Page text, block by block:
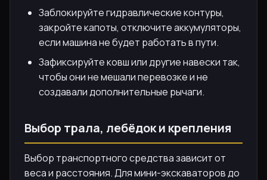
Заблокируйте гидравлические контуры,
закройте капоты, отключите аккумуляторы,
если машина не будет работать в пути.
Зафиксируйте ковш или другие навески так,
чтобы они не мешали перевозке и не
создавали дополнительные рычаги.
Выбор трала, лебёдок и крепления
Выбор транспортного средства зависит от
веса и расстояния. Для мини-экскаваторов до